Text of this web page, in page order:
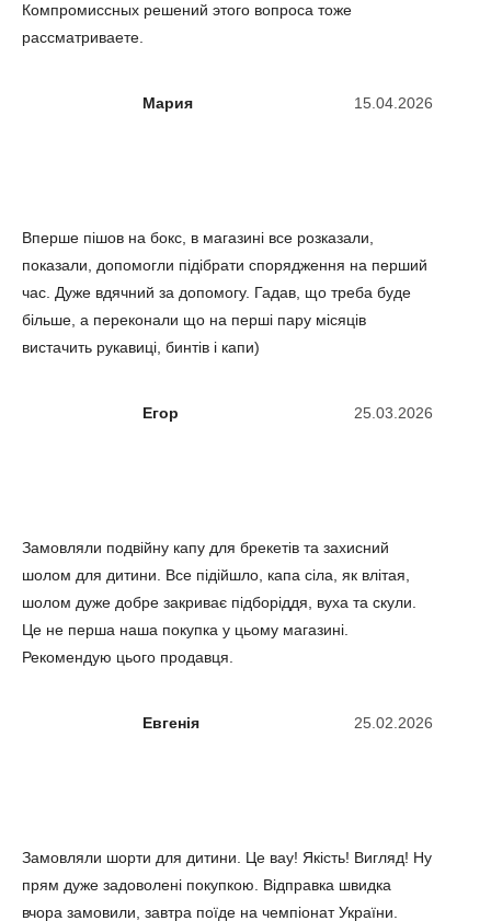
Компромиссных решений этого вопроса тоже
рассматриваете.
Мария 15.04.2026
Вперше пішов на бокс, в магазині все розказали,
показали, допомогли підібрати спорядження на перший
час. Дуже вдячний за допомогу. Гадав, що треба буде
більше, а переконали що на перші пару місяців
вистачить рукавиці, бинтів і капи)
Егор 25.03.2026
Замовляли подвійну капу для брекетів та захисний
шолом для дитини. Все підійшло, капа сіла, як влітая,
шолом дуже добре закриває підборіддя, вуха та скули.
Це не перша наша покупка у цьому магазині.
Рекомендую цього продавця.
Евгенія 25.02.2026
Замовляли шорти для дитини. Це вау! Якість! Вигляд! Ну
прям дуже задоволені покупкою. Відправка швидка
вчора замовили, завтра поїде на чемпіонат України.